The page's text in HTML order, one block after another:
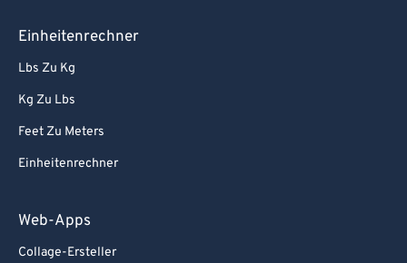
Einheitenrechner
Lbs Zu Kg
Kg Zu Lbs
Feet Zu Meters
Einheitenrechner
Web-Apps
Collage-Ersteller